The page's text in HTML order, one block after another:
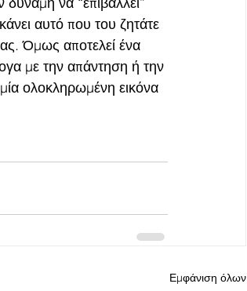
αυτό που του ζητάτε
Όμως αποτελεί ένα
με την απάντηση ή την
ολοκληρωμένη εικόνα
Εμφάνιση όλων